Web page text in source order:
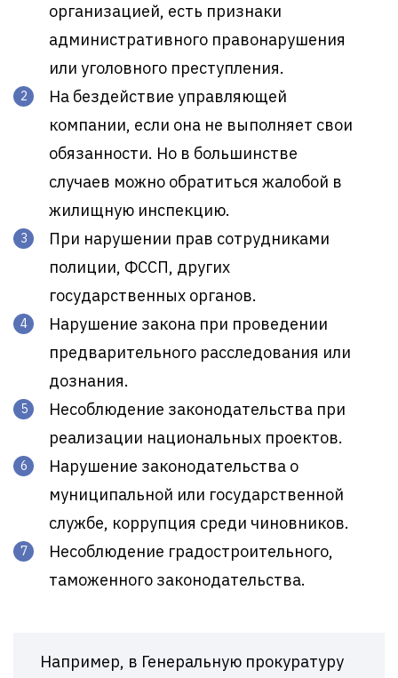
организацией, есть признаки
административного правонарушения
или уголовного преступления.
На бездействие управляющей
компании, если она не выполняет свои
обязанности. Но в большинстве
случаев можно обратиться жалобой в
жилищную инспекцию.
При нарушении прав сотрудниками
полиции, ФССП, других
государственных органов.
Нарушение закона при проведении
предварительного расследования или
дознания.
Несоблюдение законодательства при
реализации национальных проектов.
Нарушение законодательства о
муниципальной или государственной
службе, коррупция среди чиновников.
Несоблюдение градостроительного,
таможенного законодательства.
Например, в Генеральную прокуратуру